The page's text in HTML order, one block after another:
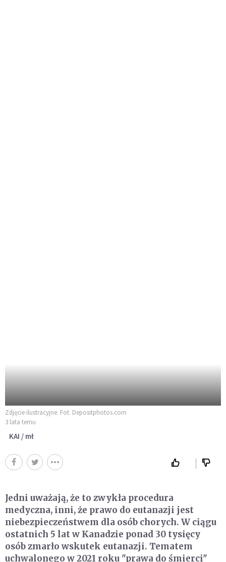
Zdjęcie ilustracyjne. Fot. Depositphotos.com
3 lata temu
KAI / mł
Jedni uważają, że to zwykła procedura
medyczna, inni, że prawo do eutanazji jest
niebezpieczeństwem dla osób chorych. W ciągu
ostatnich 5 lat w Kanadzie ponad 30 tysięcy
osób zmarło wskutek eutanazji. Tematem
uchwalonego w 2021 roku "prawa do śmierci"